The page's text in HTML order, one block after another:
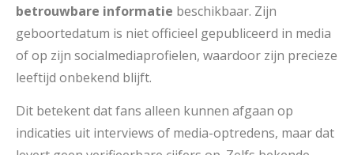
betrouwbare informatie beschikbaar. Zijn
geboortedatum is niet officieel gepubliceerd in media
of op zijn socialmediaprofielen, waardoor zijn precieze
leeftijd onbekend blijft.
Dit betekent dat fans alleen kunnen afgaan op
indicaties uit interviews of media-optredens, maar dat